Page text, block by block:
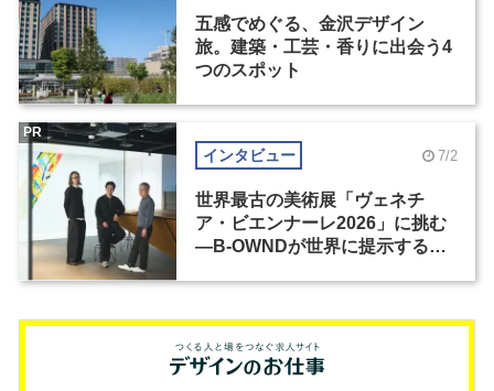
五感でめぐる、金沢デザイン
旅。建築・工芸・香りに出会う4
つのスポット
インタビュー 7/2
世界最古の美術展「ヴェネチ
ア・ビエンナーレ2026」に挑む
―B-OWNDが世界に提示する美
PR